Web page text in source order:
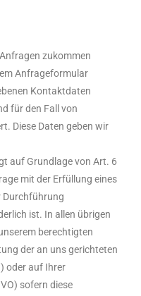
zukommen
Anfrageformular
Kontaktdaten
für den Fall von
Diese Daten geben wir
auf Grundlage von Art. 6
mit der Erfüllung eines
Durchführung
ist. In allen übrigen
berechtigten
der an uns gerichteten
oder auf Ihrer
sofern diese